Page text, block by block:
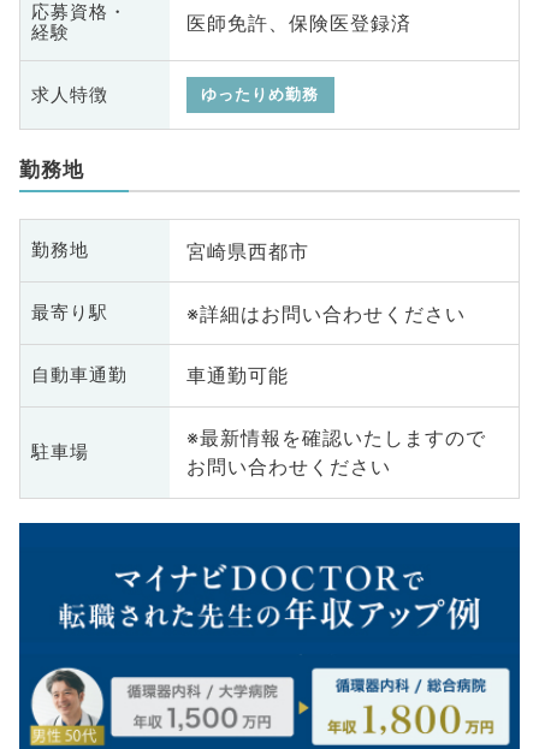
応募資格・
経験
医師免許、保険医登録済
求人特徴 ゆったりめ勤務
勤務地
勤務地 宮崎県西都市
最寄り駅 ※詳細はお問い合わせください
自動車通勤 車通勤可能
駐車場
※最新情報を確認いたしますので
お問い合わせください